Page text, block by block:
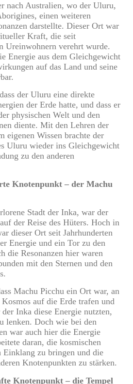
nach Australien, wo der Uluru,
einen weiteren
darstellte. Dieser Ort war
Kraft, die seit
Ureinwohnern verehrt wurde.
Energie aus dem Gleichgewicht
auf das Land und seine
der Uluru eine direkte
der Erde hatte, und dass er
physischen Welt und den
diente. Mit den Lehren der
eigenen Wissen brachte der
Uluru wieder ins Gleichgewicht
zu den anderen
Knotenpunkt – der Machu
Stadt der Inka, war der
der Reise des Hüters. Hoch in
dieser Ort seit Jahrhunderten
Energie und ein Tor zu den
die Resonanzen hier waren
mit den Sternen und den
Machu Picchu ein Ort war, an
auf die Erde trafen und
Inka diese Energie nutzten,
lenken. Doch wie bei den
war auch hier die Energie
daran, die kosmischen
Einklang zu bringen und die
Knotenpunkten zu stärken.
Knotenpunkt – die Tempel